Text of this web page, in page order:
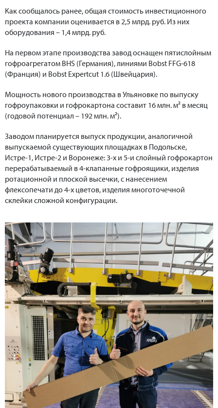
Как сообщалось ранее, общая стоимость инвестиционного
проекта компании оценивается в 2,5 млрд. руб. Из них
оборудования – 1,4 млрд. руб.
На первом этапе производства завод оснащен пятислойным
гофроагрегатом BHS (Германия), линиями Bobst FFG-618
(Франция) и Bobst Expertcut 1.6 (Швейцария).
Мощность нового производства в Ульяновке по выпуску
гофроупаковки и гофрокартона составит 16 млн. м² в месяц
(годовой потенциал – 192 млн. м²).
Заводом планируется выпуск продукции, аналогичной
выпускаемой существующих площадках в Подольске,
Истре-1, Истре-2 и Воронеже: 3-х и 5-и слойный гофрокартон
перерабатываемый в 4-клапанные гофроящики, изделия
ротационной и плоской высечки, с нанесением
флексопечати до 4-х цветов, изделия многоточечной
склейки сложной конфигурации.